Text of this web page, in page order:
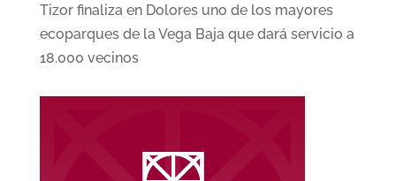
Tizor finaliza en Dolores uno de los mayores
ecoparques de la Vega Baja que dará servicio a
18.000 vecinos